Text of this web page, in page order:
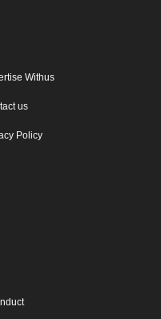
Withus
us
Policy